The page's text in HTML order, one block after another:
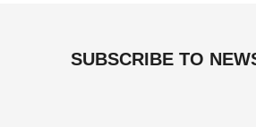
SUBSCRIBE TO